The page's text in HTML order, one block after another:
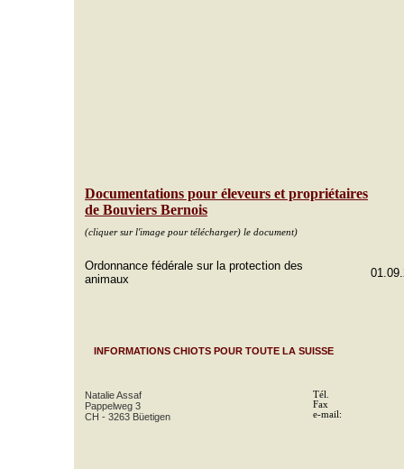
Documentations pour éleveurs et propriétaires
de Bouviers Bernois
(cliquer sur l'image pour télécharger) le document)
Ordonnance fédérale sur la protection des
animaux
INFORMATIONS CHIOTS POUR TOUTE LA SUISSE
Natalie Assaf
Pappelweg 3
CH - 3263 Büetigen
Tél.
Fax
e-mail: